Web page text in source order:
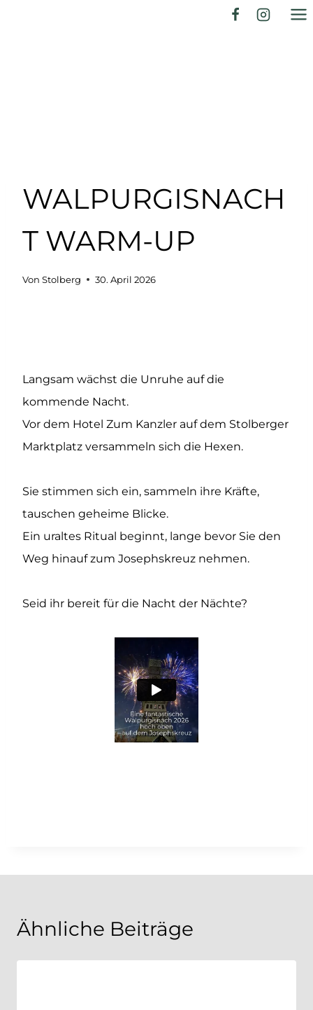
WALPURGISNACH
T WARM-UP
Von Stolberg 30. April 2026
Langsam wächst die Unruhe auf die
kommende Nacht.
Vor dem Hotel Zum Kanzler auf dem Stolberger
Marktplatz versammeln sich die Hexen.
Sie stimmen sich ein, sammeln ihre Kräfte,
tauschen geheime Blicke.
Ein uraltes Ritual beginnt, lange bevor Sie den
Weg hinauf zum Josephskreuz nehmen.
Seid ihr bereit für die Nacht der Nächte?
Ähnliche Beiträge